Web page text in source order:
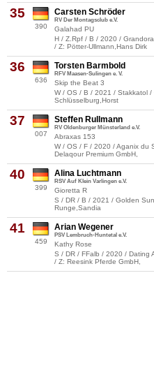
35
390
Carsten Schröder
RV Der Montagsclub e.V.
Galahad PU
H / Z.Rpf / B / 2020 /
/ Z: Pötter-Ullmann,Hans Dirk
36
636
Torsten Barmbold
RFV Maasen-Sulingen e. V.
Skip the Beat 3
W / OS / B / 2021 / Stakkatol /
Schlüsselburg,Horst
37
007
Steffen Rullmann
RV Oldenburger Münsterland e.V.
Abraxas 153
W / OS / F / 2020 / Aganix du
Delaqour Premium GmbH,
40
399
Alina Luchtmann
RSV Auf Klein Varlingen e.V.
Gioretta R
S / DR / B / 2021 / Golden
Runge,Sandia
41
459
Arian Wegener
PSV Lembruch-Huntetal e.V.
Kathy Rose
S / DR / FFalb / 2020 / Dating
/ Z: Reesink Pferde GmbH,